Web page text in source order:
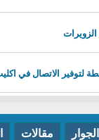
الزويرات
لتوفير الاتصال في
الجوار مقالات